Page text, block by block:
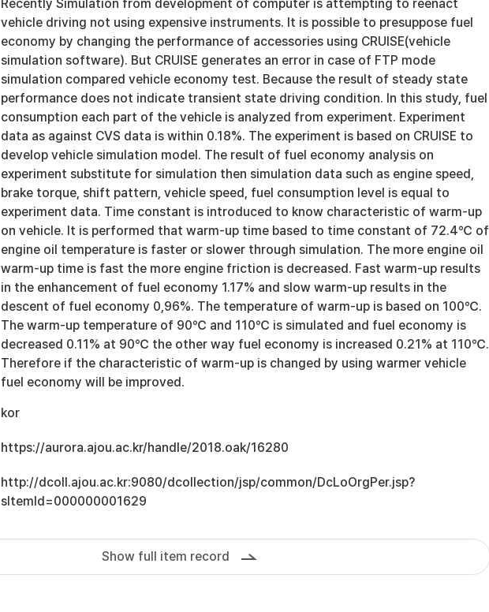
Recently Simulation from development of computer is attempting to reenact
vehicle driving not using expensive instruments. It is possible to presuppose fuel
economy by changing the performance of accessories using CRUISE(vehicle
simulation software). But CRUISE generates an error in case of FTP mode
simulation compared vehicle economy test. Because the result of steady state
performance does not indicate transient state driving condition. In this study, fuel
consumption each part of the vehicle is analyzed from experiment. Experiment
data as against CVS data is within 0.18%. The experiment is based on CRUISE to
develop vehicle simulation model. The result of fuel economy analysis on
experiment substitute for simulation then simulation data such as engine speed,
brake torque, shift pattern, vehicle speed, fuel consumption level is equal to
experiment data. Time constant is introduced to know characteristic of warm-up
on vehicle. It is performed that warm-up time based to time constant of 72.4℃ of
engine oil temperature is faster or slower through simulation. The more engine oil
warm-up time is fast the more engine friction is decreased. Fast warm-up results
in the enhancement of fuel economy 1.17% and slow warm-up results in the
descent of fuel economy 0,96%. The temperature of warm-up is based on 100℃.
The warm-up temperature of 90℃ and 110℃ is simulated and fuel economy is
decreased 0.11% at 90℃ the other way fuel economy is increased 0.21% at 110℃.
Therefore if the characteristic of warm-up is changed by using warmer vehicle
fuel economy will be improved.
kor
https://aurora.ajou.ac.kr/handle/2018.oak/16280
http://dcoll.ajou.ac.kr:9080/dcollection/jsp/common/DcLoOrgPer.jsp?
sItemId=000000001629
Show full item record